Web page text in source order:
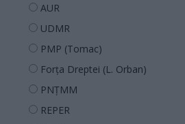
AUR
UDMR
PMP (Tomac)
Forța Dreptei (L. Orban)
PNȚMM
REPER